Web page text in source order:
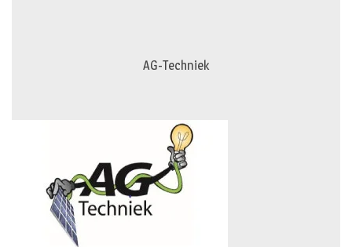
AG-Techniek